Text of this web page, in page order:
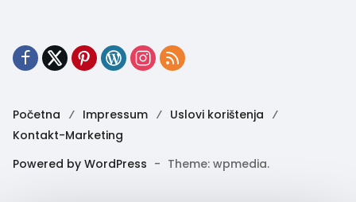
Početna Impressum
Uslovi korištenja
Kontakt-Marketing
Powered by WordPress - Theme: wpmedia.